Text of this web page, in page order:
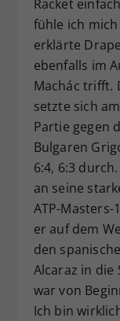
Racket
fühle ich
erklärte
ebenfalls im
Machác trifft.
setzte sich
Partie gegen
Bulgaren
6:4, 6:3
an seine
ATP-Masters-
er auf dem
den
Alcaraz in die
war von
Ich bin